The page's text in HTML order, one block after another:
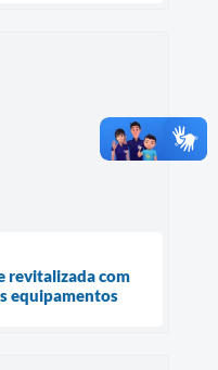
revitalizada com
equipamentos